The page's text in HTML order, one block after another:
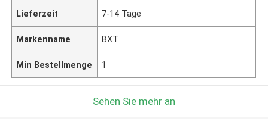
Lieferzeit 7-14 Tage
Markenname BXT
Min Bestellmenge 1
Sehen Sie mehr an